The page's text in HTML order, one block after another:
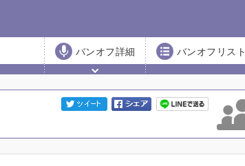
バンオフ詳細 バンオフリスト